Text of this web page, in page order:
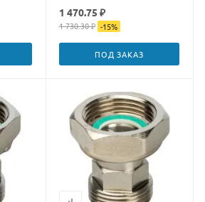
1 470.75 ₽
1 730.30 ₽ -15%
ПОД ЗАКАЗ